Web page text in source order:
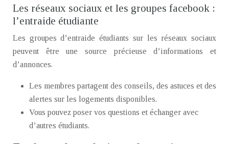
Les réseaux sociaux et les groupes facebook :
l’entraide étudiante
Les groupes d’entraide étudiants sur les réseaux sociaux
peuvent être une source précieuse d’informations et
d’annonces.
Les membres partagent des conseils, des astuces et des
alertes sur les logements disponibles.
Vous pouvez poser vos questions et échanger avec
d’autres étudiants.